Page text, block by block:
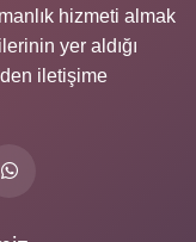
hizmeti almak
yer aldığı
iletişime